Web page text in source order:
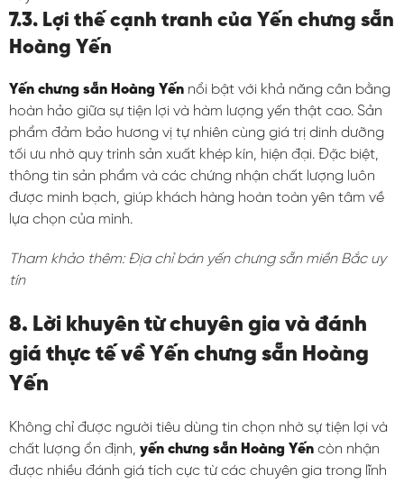
7.3. Lợi thế cạnh tranh của Yến chưng sẵn
Hoàng Yến
Yến chưng sẵn Hoàng Yến nổi bật với khả năng cân bằng
hoàn hảo giữa sự tiện lợi và hàm lượng yến thật cao. Sản
phẩm đảm bảo hương vị tự nhiên cùng giá trị dinh dưỡng
tối ưu nhờ quy trình sản xuất khép kín, hiện đại. Đặc biệt,
thông tin sản phẩm và các chứng nhận chất lượng luôn
được minh bạch, giúp khách hàng hoàn toàn yên tâm về
lựa chọn của mình.
Tham khảo thêm: Địa chỉ bán yến chưng sẵn miền Bắc uy
tín
8. Lời khuyên từ chuyên gia và đánh
giá thực tế về Yến chưng sẵn Hoàng
Yến
Không chỉ được người tiêu dùng tin chọn nhờ sự tiện lợi và
chất lượng ổn định, yến chưng sẵn Hoàng Yến còn nhận
được nhiều đánh giá tích cực từ các chuyên gia trong lĩnh